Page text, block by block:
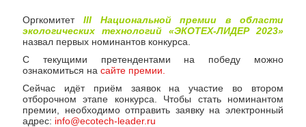
Оргкомитет III Национальной премии в области
экологических технологий «ЭКОТЕХ-ЛИДЕР 2023»
назвал первых номинантов конкурса.
С текущими претендентами на победу можно
ознакомиться на сайте премии.
Сейчас идёт приём заявок на участие во втором
отборочном этапе конкурса. Чтобы стать номинантом
премии, необходимо отправить заявку на электронный
адрес: info@ecotech-leader.ru